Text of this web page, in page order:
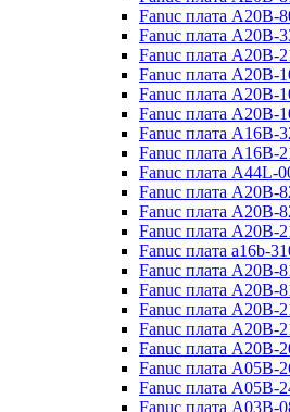
Fanuc плата A20B-
Fanuc плата A20B-
Fanuc плата A20B-
Fanuc плата A20B-
Fanuc плата A20B-
Fanuc плата A20B-
Fanuc плата A16B-
Fanuc плата A16B-
Fanuc плата A44L-
Fanuc плата A20B-
Fanuc плата A20B-
Fanuc плата A20B-
Fanuc плата a16b-
Fanuc плата A20B-
Fanuc плата A20B-
Fanuc плата A20B-
Fanuc плата A20B-
Fanuc плата A20B-
Fanuc плата A05B-
Fanuc плата A05B-
Fanuc плата A03B-